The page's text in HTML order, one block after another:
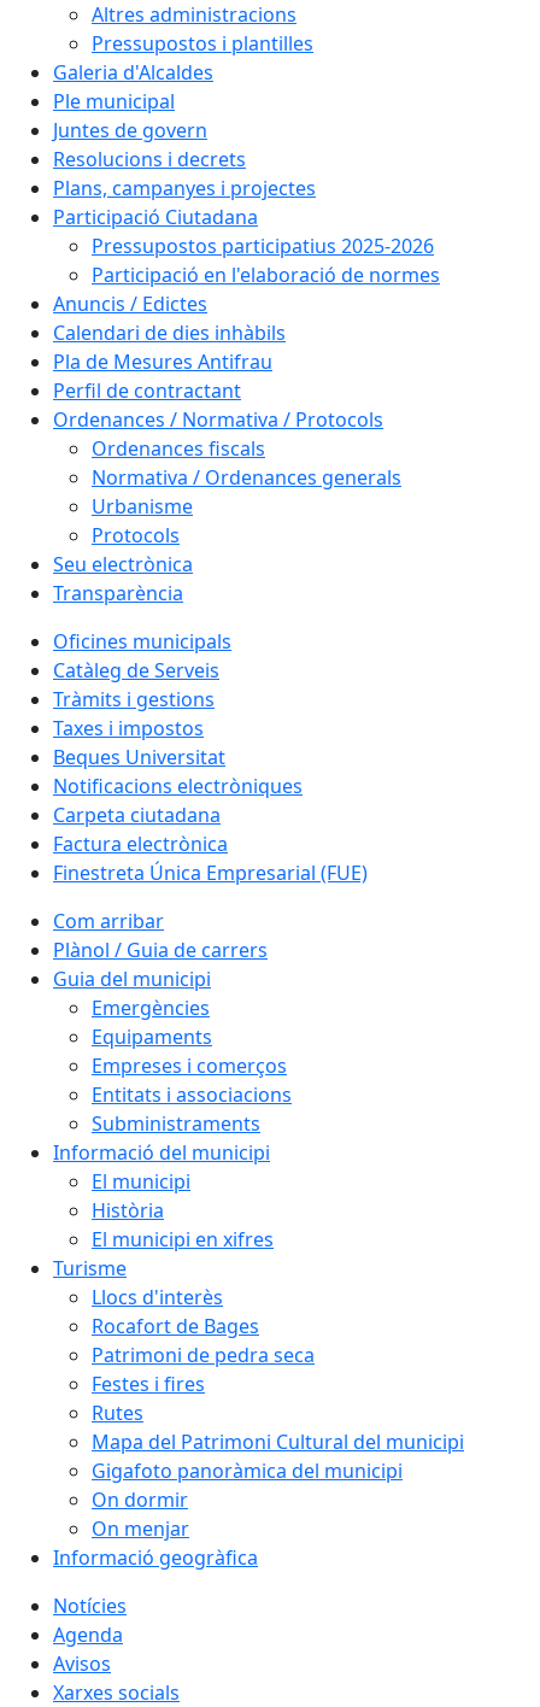
Altres administracions
Pressupostos i plantilles
Galeria d'Alcaldes
Ple municipal
Juntes de govern
Resolucions i decrets
Plans, campanyes i projectes
Participació Ciutadana
Pressupostos participatius 2025-2026
Participació en l'elaboració de normes
Anuncis / Edictes
Calendari de dies inhàbils
Pla de Mesures Antifrau
Perfil de contractant
Ordenances / Normativa / Protocols
Ordenances fiscals
Normativa / Ordenances generals
Urbanisme
Protocols
Seu electrònica
Transparència
Oficines municipals
Catàleg de Serveis
Tràmits i gestions
Taxes i impostos
Beques Universitat
Notificacions electròniques
Carpeta ciutadana
Factura electrònica
Finestreta Única Empresarial (FUE)
Com arribar
Plànol / Guia de carrers
Guia del municipi
Emergències
Equipaments
Empreses i comerços
Entitats i associacions
Subministraments
Informació del municipi
El municipi
Història
El municipi en xifres
Turisme
Llocs d'interès
Rocafort de Bages
Patrimoni de pedra seca
Festes i fires
Rutes
Mapa del Patrimoni Cultural del municipi
Gigafoto panoràmica del municipi
On dormir
On menjar
Informació geogràfica
Notícies
Agenda
Avisos
Xarxes socials